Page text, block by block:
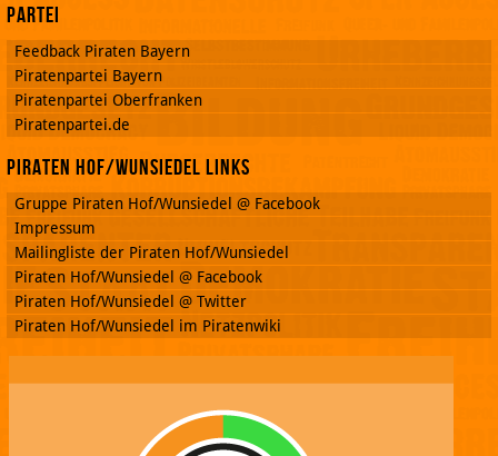
Partei
Feedback Piraten Bayern
Piratenpartei Bayern
Piratenpartei Oberfranken
Piratenpartei.de
Piraten Hof/Wunsiedel Links
Gruppe Piraten Hof/Wunsiedel @ Facebook
Impressum
Mailingliste der Piraten Hof/Wunsiedel
Piraten Hof/Wunsiedel @ Facebook
Piraten Hof/Wunsiedel @ Twitter
Piraten Hof/Wunsiedel im Piratenwiki